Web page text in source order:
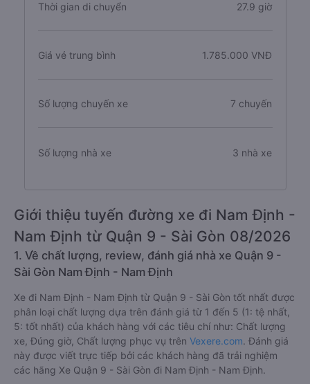
Thời gian di chuyển 27.9 giờ
Giá vé trung bình 1.785.000 VNĐ
Số lượng chuyến xe 7 chuyến
Số lượng nhà xe 3 nhà xe
Giới thiệu tuyến đường xe đi Nam Định -
Nam Định từ Quận 9 - Sài Gòn 08/2026
1. Về chất lượng, review, đánh giá nhà xe Quận 9 -
Sài Gòn Nam Định - Nam Định
Xe đi Nam Định - Nam Định từ Quận 9 - Sài Gòn tốt nhất được
phân loại chất lượng dựa trên đánh giá từ 1 đến 5 (1: tệ nhất,
5: tốt nhất) của khách hàng với các tiêu chí như: Chất lượng
xe, Đúng giờ, Chất lượng phục vụ trên Vexere.com. Đánh giá
này được viết trực tiếp bởi các khách hàng đã trải nghiệm
các hãng Xe Quận 9 - Sài Gòn đi Nam Định - Nam Định.